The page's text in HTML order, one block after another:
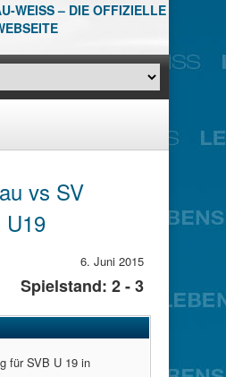
WEISS – DIE OFFIZIELLE
vs SV
U19
6. Juni 2015
Spielstand: 2 - 3
für SVB U 19 in